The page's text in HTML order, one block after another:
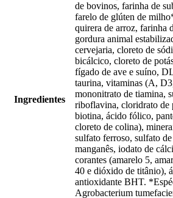
Ingredientes
de bovinos, farinha de
farelo de glúten de
quirera de arroz, farinha
gordura animal
cervejaria, cloreto de
bicálcico, cloreto de
fígado de ave e suíno,
taurina, vitaminas (A,
mononitrato de tiamina,
riboflavina, cloridrato de
biotina, ácido fólico,
cloreto de colina),
sulfato ferroso, sulfato
manganês, iodato de
corantes (amarelo 5,
40 e dióxido de titânio),
antioxidante BHT.
Agrobacterium